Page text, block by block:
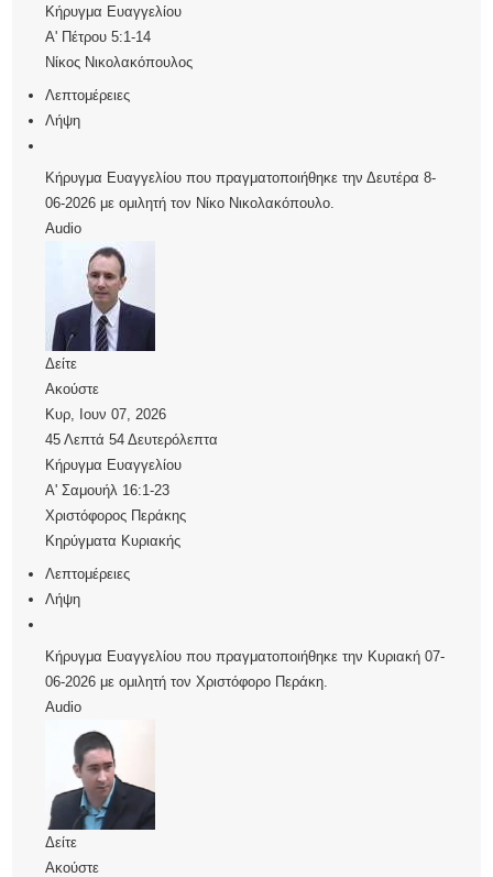
Κήρυγμα Ευαγγελίου
Α' Πέτρου 5:1-14
Νίκος Νικολακόπουλος
Λεπτομέρειες
Λήψη
Κήρυγμα Ευαγγελίου που πραγματοποιήθηκε την Δευτέρα 8-
06-2026 με ομιλητή τον Νίκο Νικολακόπουλο.
Audio
Δείτε
Ακούστε
Κυρ, Ιουν 07, 2026
45 Λεπτά 54 Δευτερόλεπτα
Κήρυγμα Ευαγγελίου
Α' Σαμουήλ 16:1-23
Χριστόφορος Περάκης
Κηρύγματα Κυριακής
Λεπτομέρειες
Λήψη
Κήρυγμα Ευαγγελίου που πραγματοποιήθηκε την Κυριακή 07-
06-2026 με ομιλητή τον Χριστόφορο Περάκη.
Audio
Δείτε
Ακούστε